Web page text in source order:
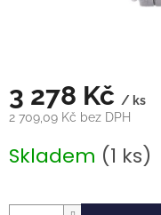
3 278 Kč / ks
2 709,09 Kč bez DPH
cena:
Skladem (1 ks)